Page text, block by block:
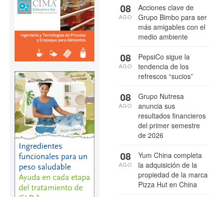
Acciones clave de
Grupo Bimbo para ser
más amigables con el
medio ambiente
08
AGO
PepsiCo sigue la
tendencia de los
refrescos “sucios”
08
AGO
Grupo Nutresa
anuncia sus
resultados financieros
del primer semestre
de 2026
08
AGO
Yum China completa
la adquisición de la
propiedad de la marca
Pizza Hut en China
08
AGO